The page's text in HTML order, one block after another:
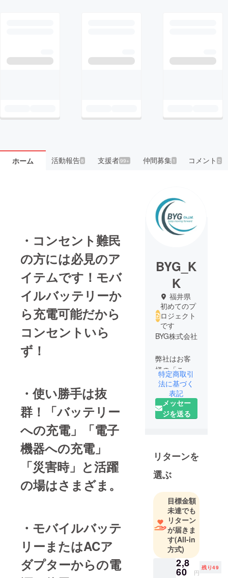
ホーム 活動報告8 支援者99+ 仲間募集 1 コメント2
・コンセント難民
の方には必見のア
イテムです！モバ
イルバッテリーか
ら充電可能だから
コンセントいら
ず！
・使い勝手は抜
群！「バッテリー
への充電」「電子
機器への充電」
「災害時」と活躍
の場はさまざま。
・モバイルバッテ
リーまたはACア
ダプターからの電
BYG_K
K
福井県
初めてのプ
ロジェクト
です
BYG株式会社
弊社はお客
様の「こん
なのあった
らいいな」
「こんなモ
ノが欲し
の「便利な
モノ」、
「面白いモ
ノ」、「生
活をより豊
かにするモ
ノ」を探求
し、必要と
するお客様
の元へお届
けしていく
特定商取引
法に基づく
表記
メッセー
ジを送る
リターンを
選ぶ
目標金額
未達でも
リターン
が届きま
す(All-in
方式)
2,8
60 円
残り49